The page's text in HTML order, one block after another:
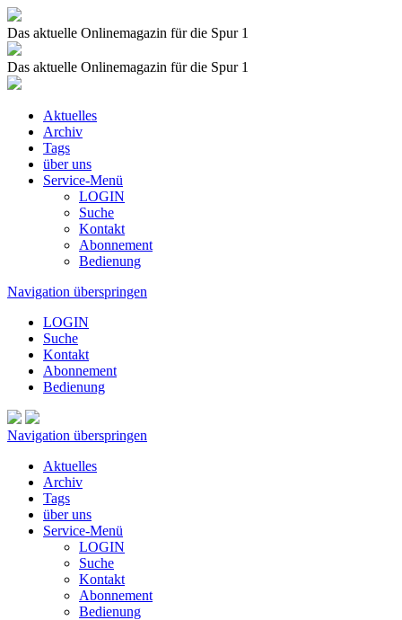
Das aktuelle Onlinemagazin für die Spur 1
Das aktuelle Onlinemagazin für die Spur 1
Aktuelles
Archiv
Tags
über uns
Service-Menü
LOGIN
Suche
Kontakt
Abonnement
Bedienung
Navigation überspringen
LOGIN
Suche
Kontakt
Abonnement
Bedienung
Navigation überspringen
Aktuelles
Archiv
Tags
über uns
Service-Menü
LOGIN
Suche
Kontakt
Abonnement
Bedienung